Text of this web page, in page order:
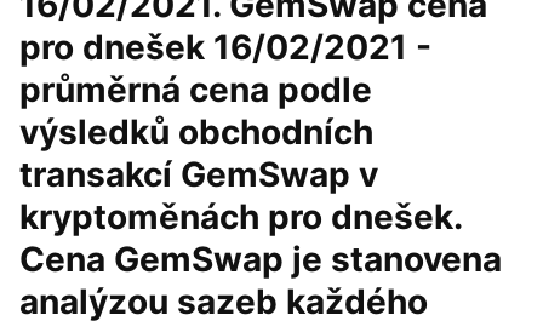
pro dnešek 16/02/2021 -
průměrná cena podle
výsledků obchodních
transakcí GemSwap v
kryptoměnách pro dnešek.
Cena GemSwap je stanovena
analýzou sazeb každého